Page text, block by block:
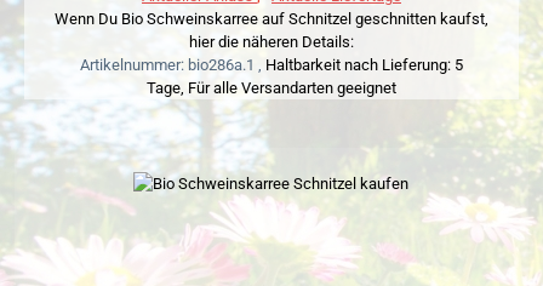
Wenn Du Bio Schweinskarree auf Schnitzel geschnitten kaufst,
hier die näheren Details:
Artikelnummer: bio286a.1 , Haltbarkeit nach Lieferung: 5
Tage, Für alle Versandarten geeignet
Bildergalerie überspringen